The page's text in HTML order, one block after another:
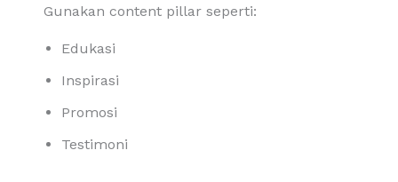
Gunakan content pillar seperti:
Edukasi
Inspirasi
Promosi
Testimoni